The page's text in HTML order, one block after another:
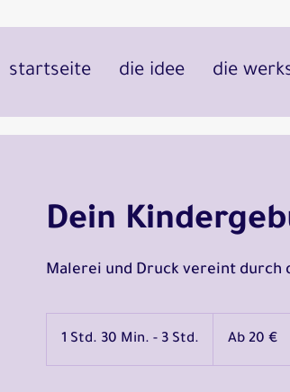
startseite die idee die
Dein
Malerei und Druck vereint durch
1 Std. 30 Min. - 3 Std.
S
EuroAb 20 €